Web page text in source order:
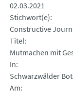
02.03.2021
Stichwort(e)
Constructive
Titel
Mutmachen mit
In
Schwarzwälder
Am